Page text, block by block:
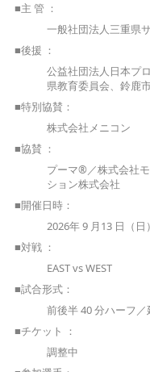
■主 管 ：
一般社団法人三重県
■後援 ：
公益社団法人日本プ
県教育委員会、鈴鹿
■特別協賛：
株式会社メニコン
■協賛 ：
プーマ®／株式会社
ション株式会社
■開催日時：
2026年 9 月13 日（
■対戦 ：
EAST vs WEST
■試合形式：
前後半 40 分ハーフ
■チケット ：
調整中